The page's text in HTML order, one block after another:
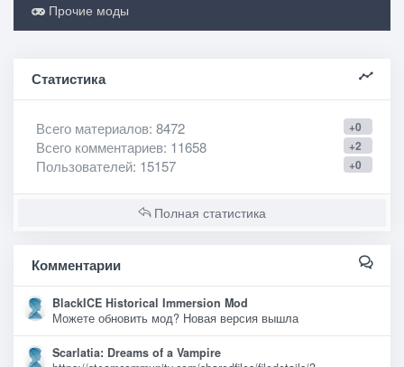
Прочие моды
Статистика
+0
Всего материалов: 8472
+2
Всего комментариев: 11658
+0
Пользователей: 15157
Полная статистика
Комментарии
BlackICE Historical Immersion Mod
Можете обновить мод? Новая версия вышла
Scarlatia: Dreams of a Vampire